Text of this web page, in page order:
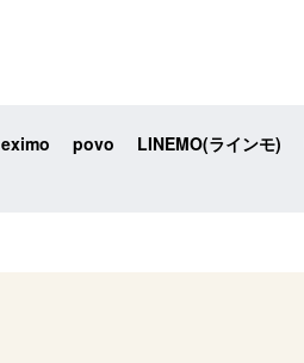
eximo povo LINEMO(ラインモ)